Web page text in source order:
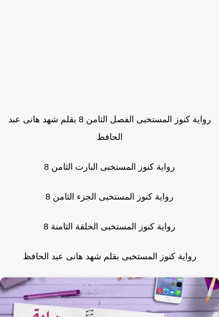
رواية كنوز المستخبى الفصل الثامن 8 بقلم شهد هانى عبد
الحافظ
رواية كنوز المستخبى البارت الثامن 8
رواية كنوز المستخبى الجزء الثامن 8
رواية كنوز المستخبى الحلقة الثامنة 8
رواية كنوز المستخبى بقلم شهد هانى عبد الحافظ